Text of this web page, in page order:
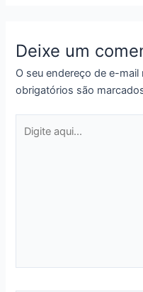
Deixe um
O seu endereço de e-
obrigatórios são
aqui...